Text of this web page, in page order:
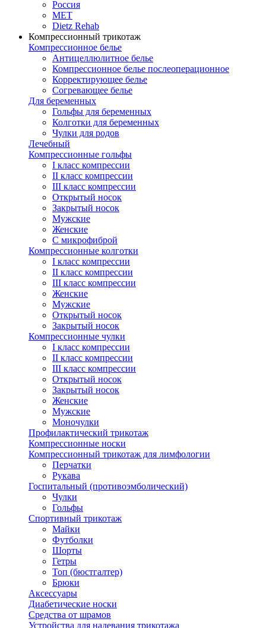
Россия
МЕТ
Dietz Rehab
Компрессионный трикотаж
Компрессионное белье
Антицеллюлитное белье
Компрессионное белье послеоперационное
Корректирующее белье
Согревающее белье
Для беременных
Гольфы для беременных
Колготки для беременных
Чулки для родов
Лечебный
Компрессионные гольфы
I класс компрессии
II класс компрессии
III класс компрессии
Открытый носок
Закрытый носок
Мужские
Женские
С микрофиброй
Компрессионные колготки
I класс компрессии
II класс компрессии
III класс компрессии
Женские
Мужские
Открытый носок
Закрытый носок
Компрессионные чулки
I класс компрессии
II класс компрессии
III класс компрессии
Открытый носок
Закрытый носок
Женские
Мужские
Моночулки
Профилактический трикотаж
Компрессионные носки
Компрессионный трикотаж для лимфологии
Перчатки
Рукава
Госпитальный (противоэмболический)
Чулки
Гольфы
Спортивный трикотаж
Майки
Футболки
Шорты
Гетры
Топ (бюстгалтер)
Брюки
Аксессуары
Диабетические носки
Средства от шрамов
Устройства для надевания трикотажа